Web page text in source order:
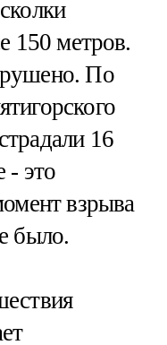
150 метров.
По
16
- это
взрыва
было.